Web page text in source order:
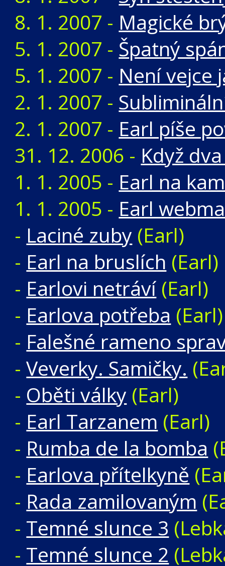
8. 1. 2007 - Magické
5. 1. 2007 - Špatný
5. 1. 2007 - Není vejce
2. 1. 2007 -
2. 1. 2007 - Earl píše
31. 12. 2006 - Když
1. 1. 2005 - Earl na
1. 1. 2005 - Earl
- Laciné zuby (Earl)
- Earl na bruslích (Earl)
- Earlovi netráví(Earl)
- Earlova potřeba (Earl)
- Falešné rameno
-Veverky. Samičky.
- Oběti války (Earl)
- Earl Tarzanem (Earl)
- Rumba de la bomba
- Earlova přítelkyně
- Rada zamilovaným
- Temné slunce 3
- Temné slunce 2